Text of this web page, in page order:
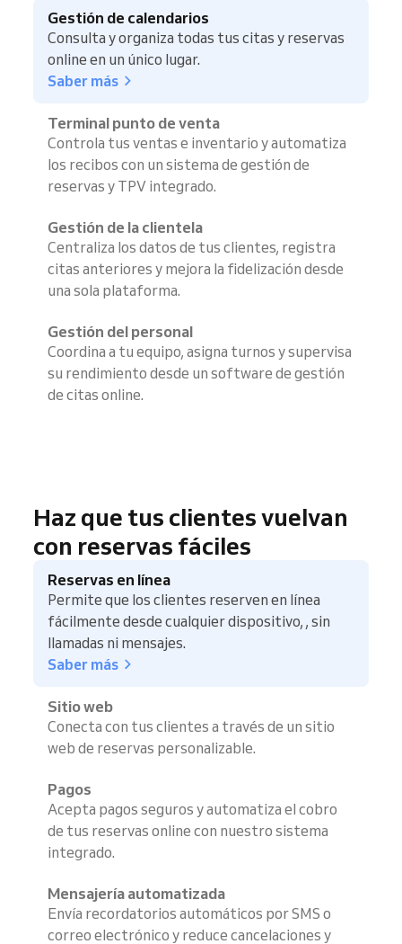
Gestión de calendarios
Consulta y organiza todas tus citas y reservas
online en un único lugar.
Saber más
Terminal punto de venta
Controla tus ventas e inventario y automatiza
los recibos con un sistema de gestión de
reservas y TPV integrado.
Gestión de la clientela
Centraliza los datos de tus clientes, registra
citas anteriores y mejora la fidelización desde
una sola plataforma.
Gestión del personal
Coordina a tu equipo, asigna turnos y supervisa
su rendimiento desde un software de gestión
de citas online.
Haz que tus clientes vuelvan
con reservas fáciles
Reservas en línea
Permite que los clientes reserven en línea
fácilmente desde cualquier dispositivo, , sin
llamadas ni mensajes.
Saber más
Sitio web
Conecta con tus clientes a través de un sitio
web de reservas personalizable.
Pagos
Acepta pagos seguros y automatiza el cobro
de tus reservas online con nuestro sistema
integrado.
Mensajería automatizada
Envía recordatorios automáticos por SMS o
correo electrónico y reduce cancelaciones y